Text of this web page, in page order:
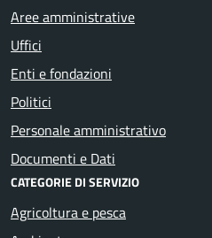
Aree amministrative
Uffici
Enti e fondazioni
Politici
Personale amministrativo
Documenti e Dati
CATEGORIE DI SERVIZIO
Agricoltura e pesca